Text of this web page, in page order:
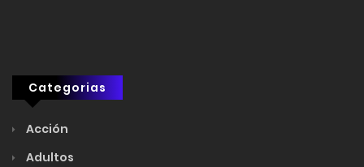
Categorias
Acción
Adultos